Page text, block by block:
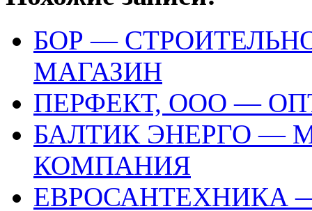
БОР —
МАГАЗИН
ПЕРФЕКТ, ООО —
БАЛТИК ЭНЕРГО —
КОМПАНИЯ
ЕВРОСАНТЕХНИКА